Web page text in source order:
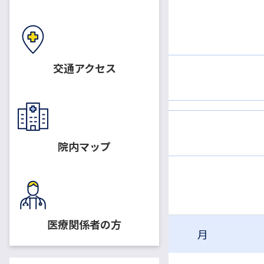
移植外科
小児外科
移植外科
月
交通アクセス
院内マップ
医療関係者の方